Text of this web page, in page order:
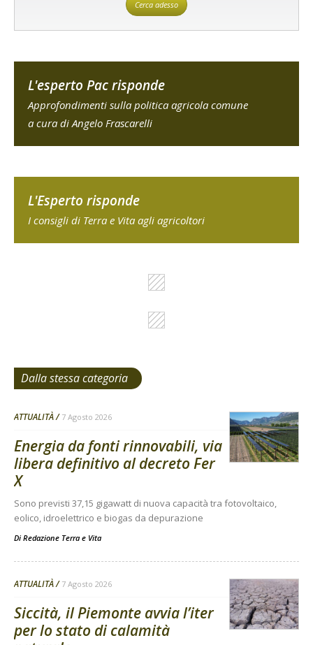
Cerca adesso
L'esperto Pac risponde
Approfondimenti sulla politica agricola comune
a cura di Angelo Frascarelli
L'Esperto risponde
I consigli di Terra e Vita agli agricoltori
Dalla stessa categoria
ATTUALITÀ 7 Agosto 2026
Energia da fonti rinnovabili, via
libera definitivo al decreto Fer
X
Sono previsti 37,15 gigawatt di nuova capacità tra fotovoltaico,
eolico, idroelettrico e biogas da depurazione
Di Redazione Terra e Vita
ATTUALITÀ 7 Agosto 2026
Siccità, il Piemonte avvia l’iter
per lo stato di calamità